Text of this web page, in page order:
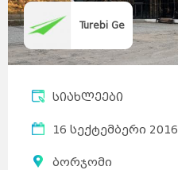
Turebi Ge
სიახლეები
16 სექტემბერი 2016
ბორჯომი